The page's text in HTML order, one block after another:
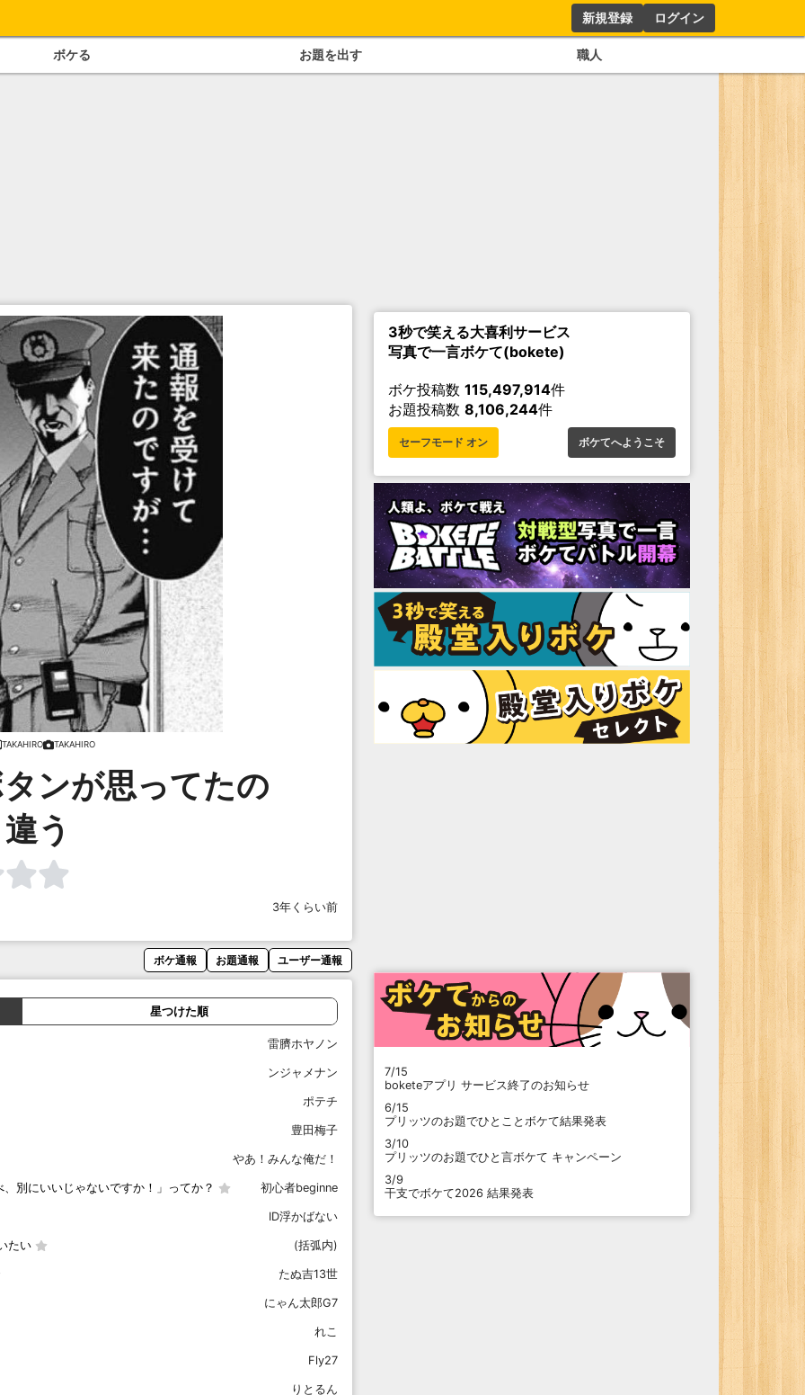
新規登録 ログイン
ボケる お題を出す 職人
TAKAHIRO TAKAHIRO
ンが思ってたの
う
3年くらい前
ボケ通報 お題通報 ユーザー通報
星つけた順
雷臍ホヤノン
ンジャメナン
ポテチ
豊田梅子
やあ！みんな俺だ！
別にいいじゃないですか！」ってか？ 初心者beginne
ID浮かばない
たい (括弧内)
たぬ吉13世
にゃん太郎G7
れこ
Fly27
りとるん
3秒で笑える大喜利サービス
写真で一言ボケて(bokete)
ボケ投稿数 115,497,914件
お題投稿数 8,106,244件
セーフモード オン ボケてへようこそ
7/15
boketeアプリ サービス終了のお知らせ
6/15
プリッツのお題でひとことボケて結果発表
3/10
プリッツのお題でひと言ボケて キャンペーン
3/9
干支でボケて2026 結果発表